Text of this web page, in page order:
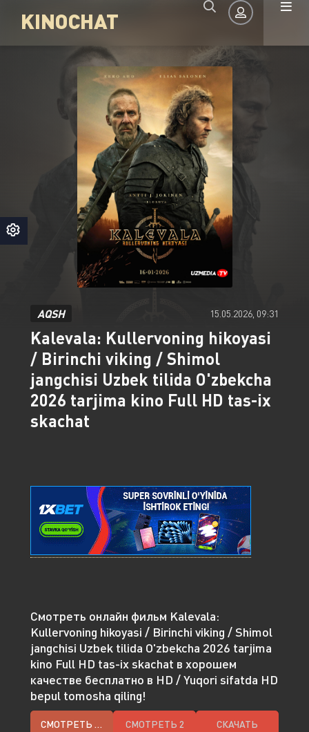
KINOCHAT
AQSH 15.05.2026, 09:31
Kalevala: Kullervoning hikoyasi
/ Birinchi viking / Shimol
jangchisi Uzbek tilida O'zbekcha
2026 tarjima kino Full HD tas-ix
skachat
Смотреть онлайн фильм Kalevala:
Kullervoning hikoyasi / Birinchi viking / Shimol
jangchisi Uzbek tilida O'zbekcha 2026 tarjima
kino Full HD tas-ix skachat в хорошем
качестве бесплатно в HD / Yuqori sifatda HD
bepul tomosha qiling!
СМОТРЕТЬ HD СМОТРЕТЬ 2 СКАЧАТЬ